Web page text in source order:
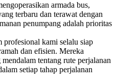
armada bus,
terbaru dan terawat dengan
penumpang adalah prioritas
profesional kami selalu siap
dan efisien. Mereka
tentang rute perjalanan
setiap tahap perjalanan